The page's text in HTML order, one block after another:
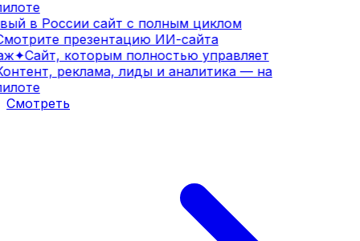
в России сайт с полным циклом
презентацию ИИ-сайта
✦Сайт, которым полностью управляет
реклама, лиды и аналитика — на
Смотреть